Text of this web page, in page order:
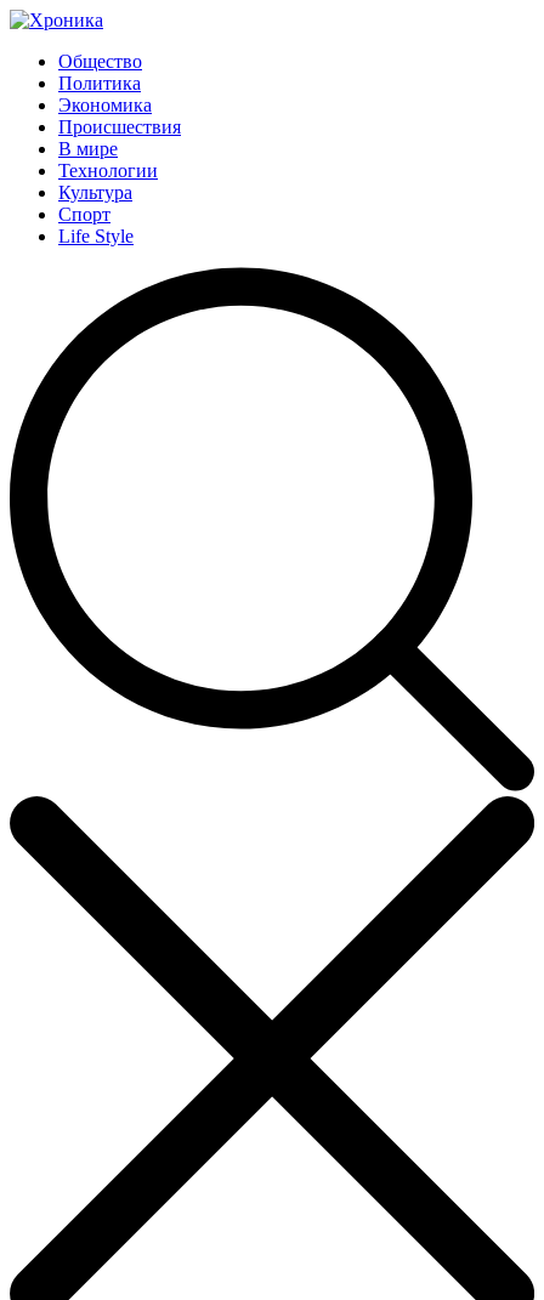
Общество
Политика
Экономика
Происшествия
В мире
Технологии
Культура
Спорт
Life Style